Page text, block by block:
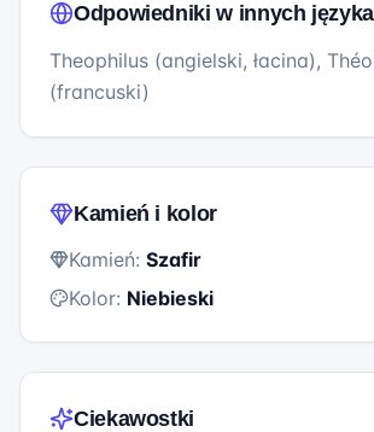
Odpowiedniki w innych
Theophilus (angielski, łacina),
(francuski)
Kamień i kolor
Kamień: Szafir
Kolor: Niebieski
Ciekawostki